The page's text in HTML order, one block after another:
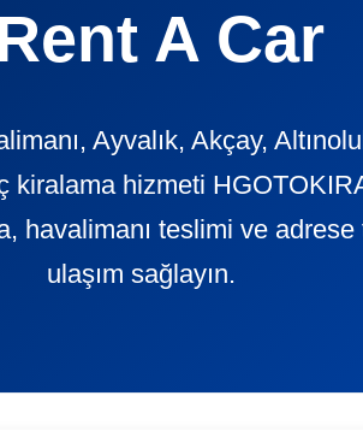
A Car
Ayvalık, Akçay,
hizmeti
havalimanı teslimi ve
ulaşım sağlayın.